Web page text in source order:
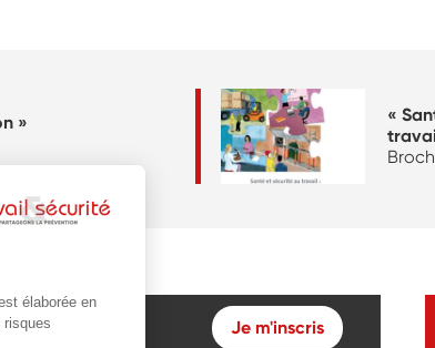
»
«
de l'INRS ! Je m'inscris